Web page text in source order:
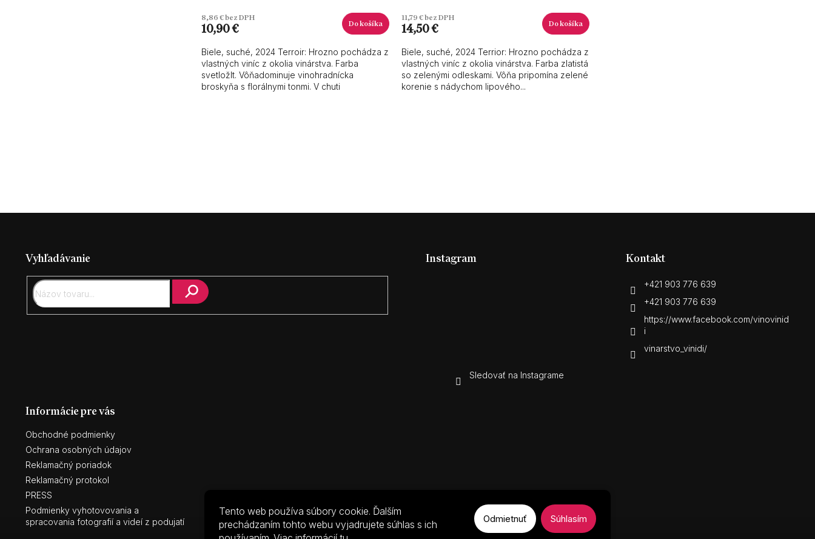
Tento web používa súbory cookie. Ďalším
prechádzaním tohto webu vyjadrujete súhlas s ich
Odmietnuť Súhlasím
8,86 € bez DPH
10,90 € Do košíka
Biele, suché, 2024 Terroir: Hrozno pochádza z
vlastných viníc z okolia vinárstva. Farba
svetložlt. Vôňadominuje vinohradnícka
broskyňa s florálnymi tonmi. V chuti
11,79 € bez DPH
14,50 € Do košíka
Biele, suché, 2024 Terrior: Hrozno pochádza z
vlastných viníc z okolia vinárstva. Farba zlatistá
so zelenými odleskami. Vôňa pripomína zelené
korenie s nádychom lipového...
Vyhľadávanie Instagram
Sledovať na Instagrame
Kontakt
+421 903 776 639
+421 903 776 639
https://www.facebook.com/vinovinid
i
vinarstvo_vinidi/
Informácie pre vás
Obchodné podmienky
Ochrana osobných údajov
Reklamačný poriadok
Reklamačný protokol
PRESS
Podmienky vyhotovovania a
spracovania fotografií a videí z podujatí